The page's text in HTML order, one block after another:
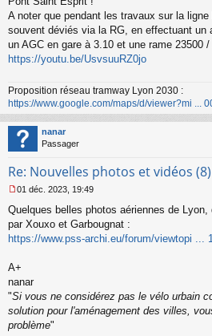
u
A noter que pendant les travaux sur la
souvent déviés via la RG, en effectuant un
un AGC en gare à 3.10 et une rame 23500
https://youtu.be/UsvsuuRZ0jo
Proposition réseau tramway Lyon 2030 :
https://www.google.com/maps/d/viewer?mi ...
nanar
Passager
Re: Nouvelles photos et vidéos (8)
e
s
s
a
e
n
o
n
u
01 déc. 2023, 19:49
Quelques belles photos aériennes de
par Xouxo et Garbougnat :
https://www.pss-archi.eu/forum/viewtopi ...
A+
nanar
"Si vous ne considérez pas le vélo urbain
solution pour l'aménagement des villes,
problème"